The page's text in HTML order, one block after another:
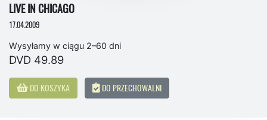
LIVE IN CHICAGO
17.04.2009
Wysyłamy w ciągu 2–60 dni
DVD 49.89
DO KOSZYKA DO PRZECHOWALNI